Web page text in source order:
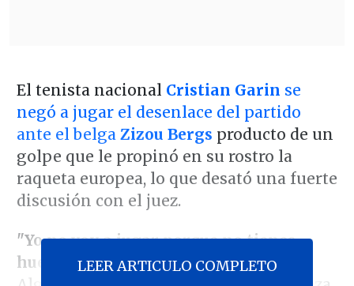
El tenista nacional Cristian Garin se
negó a jugar el desenlace del partido
ante el belga Zizou Bergs producto de un
golpe que le propinó en su rostro la
raqueta europea, lo que desató una fuerte
discusión con el juez.
"Yo no voy a jugar porque no tienes
huevos para echarlo a él, pero a mí sí.
LEER ARTICULO COMPLETO